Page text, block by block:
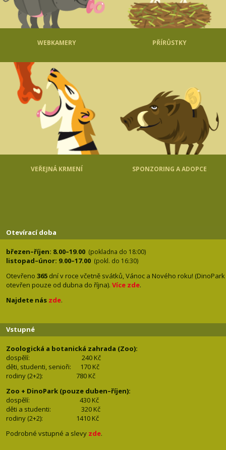
WEBKAMERY PŘÍRŮSTKY
VEŘEJNÁ KRMENÍ SPONZORING A ADOPCE
Otevírací doba
březen–říjen: 8.00–19.00 (pokladna do 18:00)
listopad–únor: 9.00–17.00 (pokl. do 16:30)
Otevřeno 365 dní v roce včetně svátků, Vánoc a Nového roku! (DinoPark
otevřen pouze od dubna do října). Více zde.
Najdete nás zde.
Vstupné
Zoologická a botanická zahrada (Zoo):
dospělí:
240 Kč
děti, studenti, senioři: 170 Kč
rodiny (2+2): 780 Kč
Zoo + DinoPark (pouze duben–říjen):
dospělí: 430 Kč
děti a studenti: 320 Kč
rodiny (2+2): 1410 Kč
Podrobné vstupné a slevy zde.